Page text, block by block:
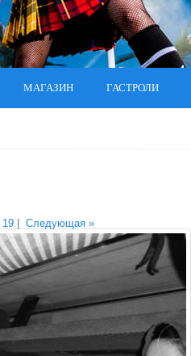
МАГАЗИН ГАСТРОЛИ
19| Следующая »